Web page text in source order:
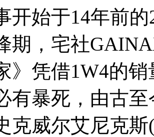
开始于14年前
期，宅社
》凭借1W4的
有暴死，由古
克威尔艾尼克